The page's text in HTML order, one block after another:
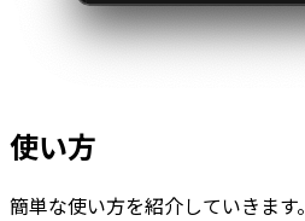
使い方
簡単な使い方を紹介していきます。